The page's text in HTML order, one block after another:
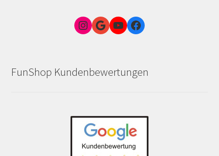
Instagram
Google Link zum FunShop WienYouTubeFacebook
FunShop Kundenbewertungen